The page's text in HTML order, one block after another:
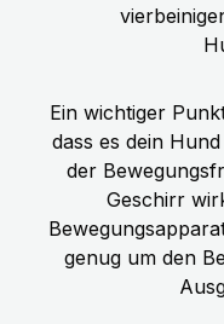
Ein wichtiger
dass es dein
der
Geschirr
genug um den